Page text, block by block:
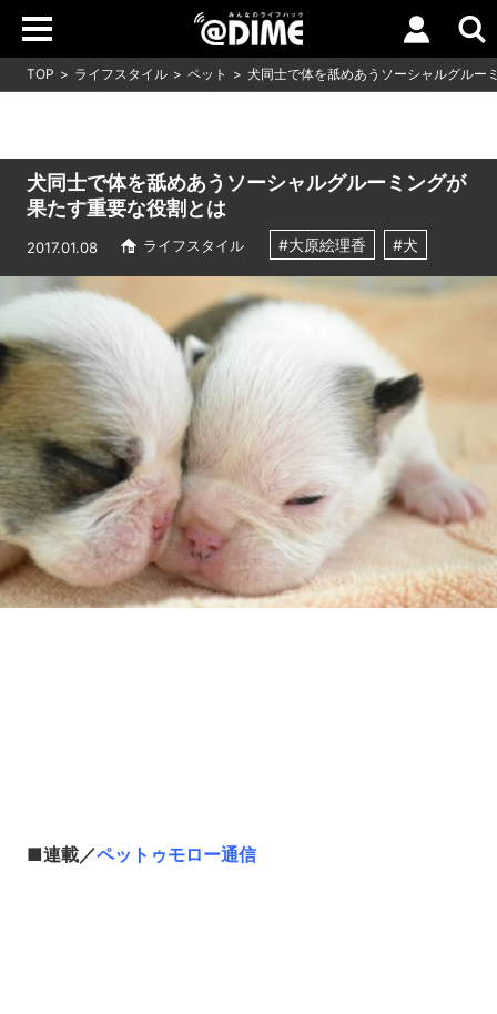
TOP ライフスタイル ペット 犬同士で体を舐めあうソーシャルグルー
犬同士で体を舐めあうソーシャルグルーミングが
果たす重要な役割とは
2017.01.08 ライフスタイル #大原絵理香 #犬
■連載／ペットゥモロー通信